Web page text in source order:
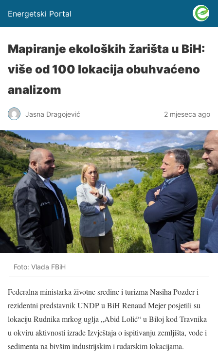
Energetski Portal
Mapiranje ekoloških žarišta u BiH:
više od 100 lokacija obuhvaćeno
analizom
Jasna Dragojević 2 mjeseca ago
Foto: Vlada FBiH
Federalna ministarka životne sredine i turizma Nasiha Pozder i
rezidentni predstavnikUNDPu BiH Renaud Mejer posjetili su
lokaciju Rudnika mrkog uglja „Abid Lolić“ u Biloj kod Travnika
u okviru aktivnosti izrade Izvještaja o ispitivanju zemljišta, vode i
sedimenta na bivšim industrijskim i rudarskim lokacijama.